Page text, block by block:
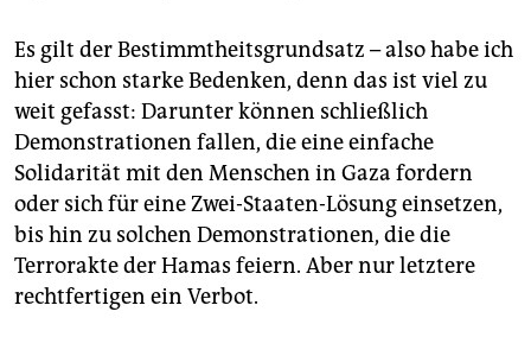
Es gilt der Bestimmtheitsgrundsatz – also habe ich
hier schon starke Bedenken, denn das ist viel zu
weit gefasst: Darunter können schließlich
Demonstrationen fallen, die eine einfache
Solidarität mit den Menschen in Gaza fordern
oder sich für eine Zwei-Staaten-Lösung einsetzen,
bis hin zu solchen Demonstrationen, die die
Terrorakte der Hamas feiern. Aber nur letztere
rechtfertigen ein Verbot.